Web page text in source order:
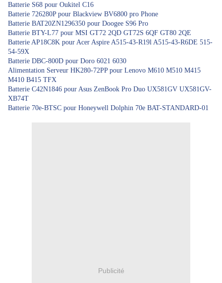
Batterie S68 pour Oukitel C16
Batterie 726280P pour Blackview BV6800 pro Phone
Batterie BAT20ZN1296350 pour Doogee S96 Pro
Batterie BTY-L77 pour MSI GT72 2QD GT72S 6QF GT80 2QE
Batterie AP18C8K pour Acer Aspire A515-43-R19l A515-43-R6DE 515-
54-59X
Batterie DBC-800D pour Doro 6021 6030
Alimentation Serveur HK280-72PP pour Lenovo M610 M510 M415
M410 B415 TFX
Batterie C42N1846 pour Asus ZenBook Pro Duo UX581GV UX581GV-
XB74T
Batterie 70e-BTSC pour Honeywell Dolphin 70e BAT-STANDARD-01
Publicité